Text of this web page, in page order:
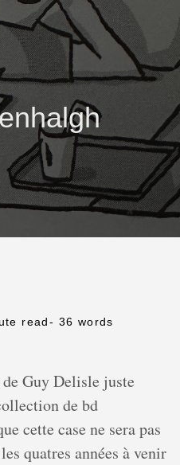
read- 36 words
Guy Delisle juste
de bd
cette case ne sera pas
quatres années à venir